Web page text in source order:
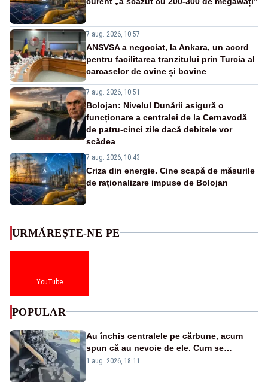
7 aug. 2026, 10:57
ANSVSA a negociat, la Ankara, un acord
pentru facilitarea tranzitului prin Turcia al
carcaselor de ovine și bovine
7 aug. 2026, 10:51
Bolojan: Nivelul Dunării asigură o
funcționare a centralei de la Cernavodă
de patru-cinci zile dacă debitele vor
scădea
7 aug. 2026, 10:43
Criza din energie. Cine scapă de măsurile
de raționalizare impuse de Bolojan
URMĂREȘTE-NE PE
YouTube
POPULAR
Au închis centralele pe cărbune, acum
spun că au nevoie de ele. Cum se
pasează vina în plină criză energetică
1 aug. 2026, 18:11